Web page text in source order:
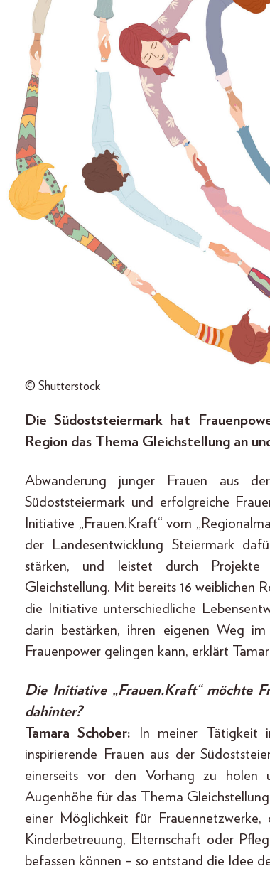
© Shutterstock
Die Südoststeiermark hat
Region das Thema Gleichstellung an
Abwanderung junger Frauen aus
Südoststeiermark und erfolgreiche
Initiative „Frauen.Kraft“ vom
der Landesentwicklung Steiermark
stärken, und leistet durch Projekte
Gleichstellung. Mit bereits 16 weiblichen
die Initiative unterschiedliche
darin bestärken, ihren eigenen Weg
Frauenpower gelingen kann, erklärt
Die Initiative „Frauen.Kraft“ möchte
dahinter?
Tamara Schober: In meiner Tätigkeit
inspirierende Frauen aus der
einerseits vor den Vorhang zu holen
Augenhöhe für das Thema
einer Möglichkeit für
Kinderbetreuung, Elternschaft oder
befassen können – so entstand die Idee